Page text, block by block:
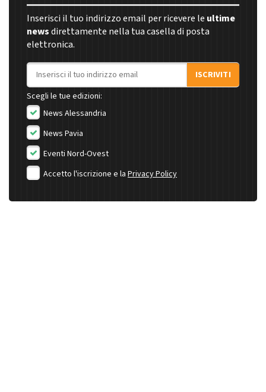
Inserisci il tuo indirizzo email per ricevere le ultime
newsdirettamente nella tua casella di posta
elettronica.
Indirizzo email
ISCRIVITI
Scegli le tue edizioni:
News Alessandria
News Pavia
Eventi Nord-Ovest
Accetto l'iscrizione e la Privacy Policy